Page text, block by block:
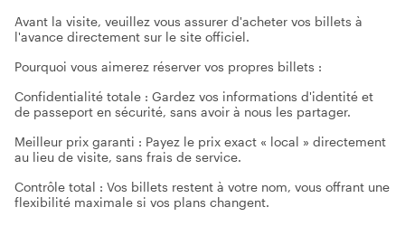
Avant la visite, veuillez vous assurer d'acheter vos billets à
l'avance directement sur le site officiel.
Pourquoi vous aimerez réserver vos propres billets :
Confidentialité totale : Gardez vos informations d'identité et
de passeport en sécurité, sans avoir à nous les partager.
Meilleur prix garanti : Payez le prix exact « local » directement
au lieu de visite, sans frais de service.
Contrôle total : Vos billets restent à votre nom, vous offrant une
flexibilité maximale si vos plans changent.